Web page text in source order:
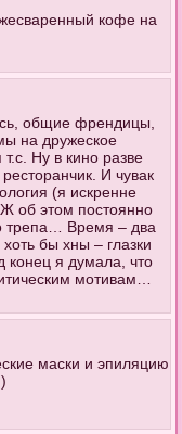
кофе на
общие френдицы,
на дружеское
Ну в кино разве
И чувак
(я искренне
об этом постоянно
трепа… Время – два
бы хны – глазки
конец я думала, что
мотивам…
маски и эпиляцию